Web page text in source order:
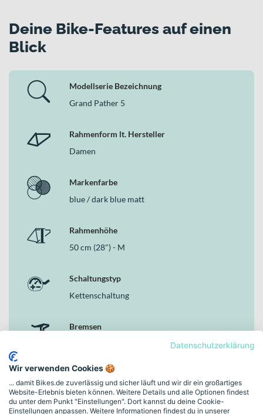
Deine Bike-Features auf einen
Blick
Modellserie Bezeichnung
Grand Pather 5
Rahmenform lt. Hersteller
Damen
Markenfarbe
blue / dark blue matt
Rahmenhöhe
50 cm (28") - M
Schaltungstyp
Kettenschaltung
Bremsen
Hydraulische Scheibenbremse
Motor
Yamaha PW-X3, 250 W, 85 Nm
Datenschutzerklärung
Wir verwenden Cookies 🍪
... damit Bikes.de zuverlässig und sicher läuft und wir dir ein großartiges
Website-Erlebnis bieten können. Weitere Details und alle Optionen findest
du unter dem Punkt "Einstellungen". Dort kannst du deine Cookie-
Einstellungen anpassen. Weitere Informationen findest du in unserer